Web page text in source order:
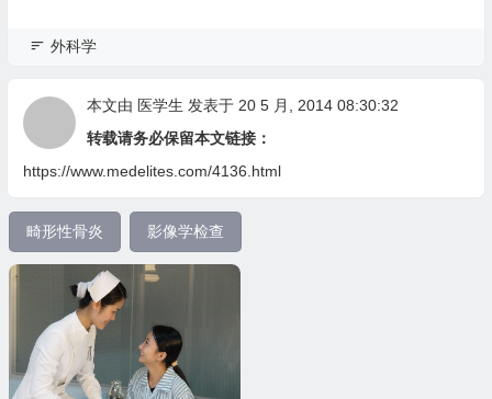
外科学
本文由 医学生 发表于 20 5 月, 2014 08:30:32
转载请务必保留本文链接：
https://www.medelites.com/4136.html
畸形性骨炎 影像学检查